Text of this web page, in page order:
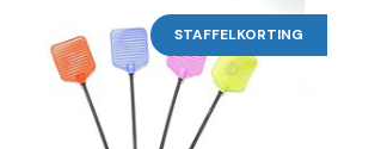
STAFFELKORTING